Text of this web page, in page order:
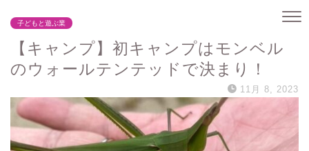
子どもと遊ぶ業
【キャンプ】初キャンプはモンベル
のウォールテンテッドで決まり！
11月 8, 2023